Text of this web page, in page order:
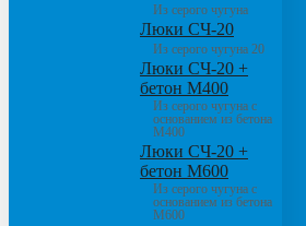
Из серого чугуна
Люки СЧ-20
Из серого чугуна 20
Люки СЧ-20 +
бетон М400
Из серого чугуна с
основанием из бетона
М400
Люки СЧ-20 +
бетон М600
Из серого чугуна с
основанием из бетона
М600